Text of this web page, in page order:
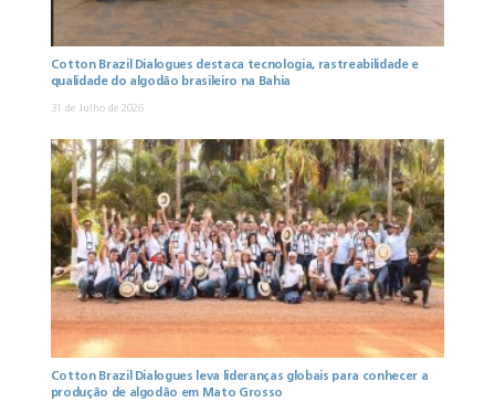
Cotton Brazil Dialogues destaca tecnologia, rastreabilidade e
qualidade do algodão brasileiro na Bahia
31 de Julho de 2026
Cotton Brazil Dialogues leva lideranças globais para conhecer a
produção de algodão em Mato Grosso